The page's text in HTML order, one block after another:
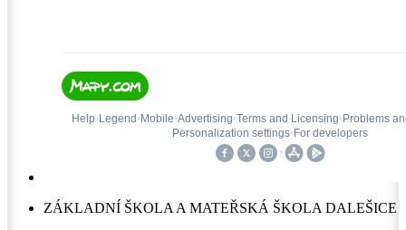
ZÁKLADNÍ ŠKOLA A MATEŘSKÁ ŠKOLA DALEŠICE